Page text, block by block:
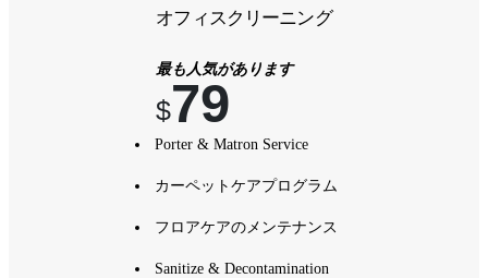
オフィスクリーニング
最も人気があります
$79
Porter & Matron Service
カーペットケアプログラム
フロアケアのメンテナンス
Sanitize & Decontamination